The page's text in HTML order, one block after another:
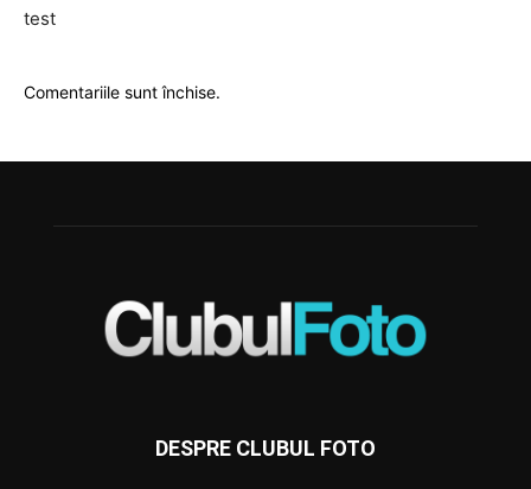
test
Comentariile sunt închise.
DESPRE CLUBUL FOTO